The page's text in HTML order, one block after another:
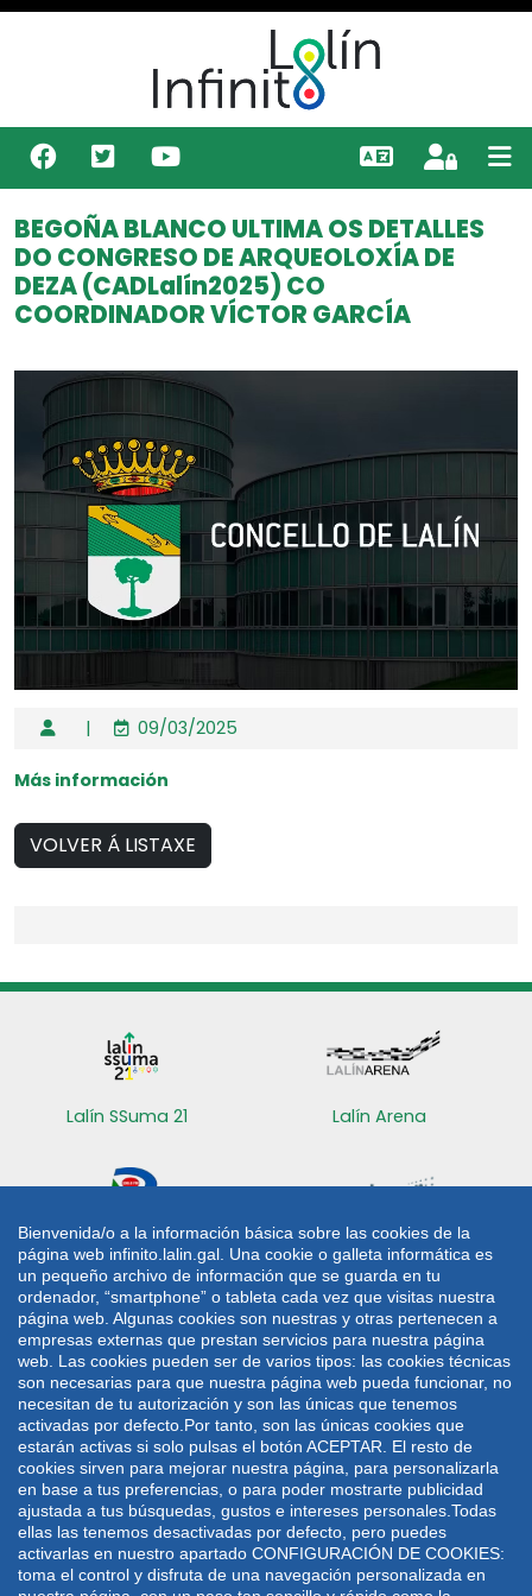
Bienvenida/o a la información básica sobre las cookies de la
página web infinito.lalin.gal. Una cookie o galleta informática es
un pequeño archivo de información que se guarda en tu
ordenador, “smartphone” o tableta cada vez que visitas nuestra
página web. Algunas cookies son nuestras y otras pertenecen a
empresas externas que prestan servicios para nuestra página
web. Las cookies pueden ser de varios tipos: las cookies técnicas
son necesarias para que nuestra página web pueda funcionar, no
necesitan de tu autorización y son las únicas que tenemos
activadas por defecto.Por tanto, son las únicas cookies que
estarán activas si solo pulsas el botón ACEPTAR. El resto de
cookies sirven para mejorar nuestra página, para personalizarla
en base a tus preferencias, o para poder mostrarte publicidad
ajustada a tus búsquedas, gustos e intereses personales.Todas
ellas las tenemos desactivadas por defecto, pero puedes
activarlas en nuestro apartado CONFIGURACIÓN DE COOKIES:
toma el control y disfruta de una navegación personalizada en
BEGOÑA BLANCO ULTIMA OS DETALLES
DO CONGRESO DE ARQUEOLOXÍA DE
DEZA (CADLalín2025) CO
COORDINADOR VÍCTOR GARCÍA
| 09/03/2025
Más información
VOLVER Á LISTAXE
Lalín SSuma 21 Lalín Arena
Radio Lalín Sede electrónica
CONTACTO
Plaza de Galicia 1
36500 Lalín
986 787 060
986 782 042
lalin@lalin.gal
Mapa web Aviso legal
Política de privacidade
Política de cookies
Deseño e desenvolvemento: UTE VODAFONE -